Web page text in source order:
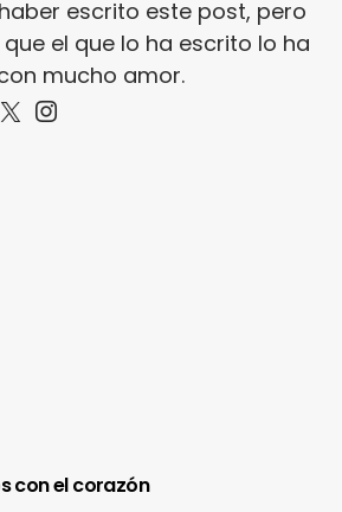
escrito este post, pero
el que lo ha escrito lo ha
mucho amor.
con el corazón